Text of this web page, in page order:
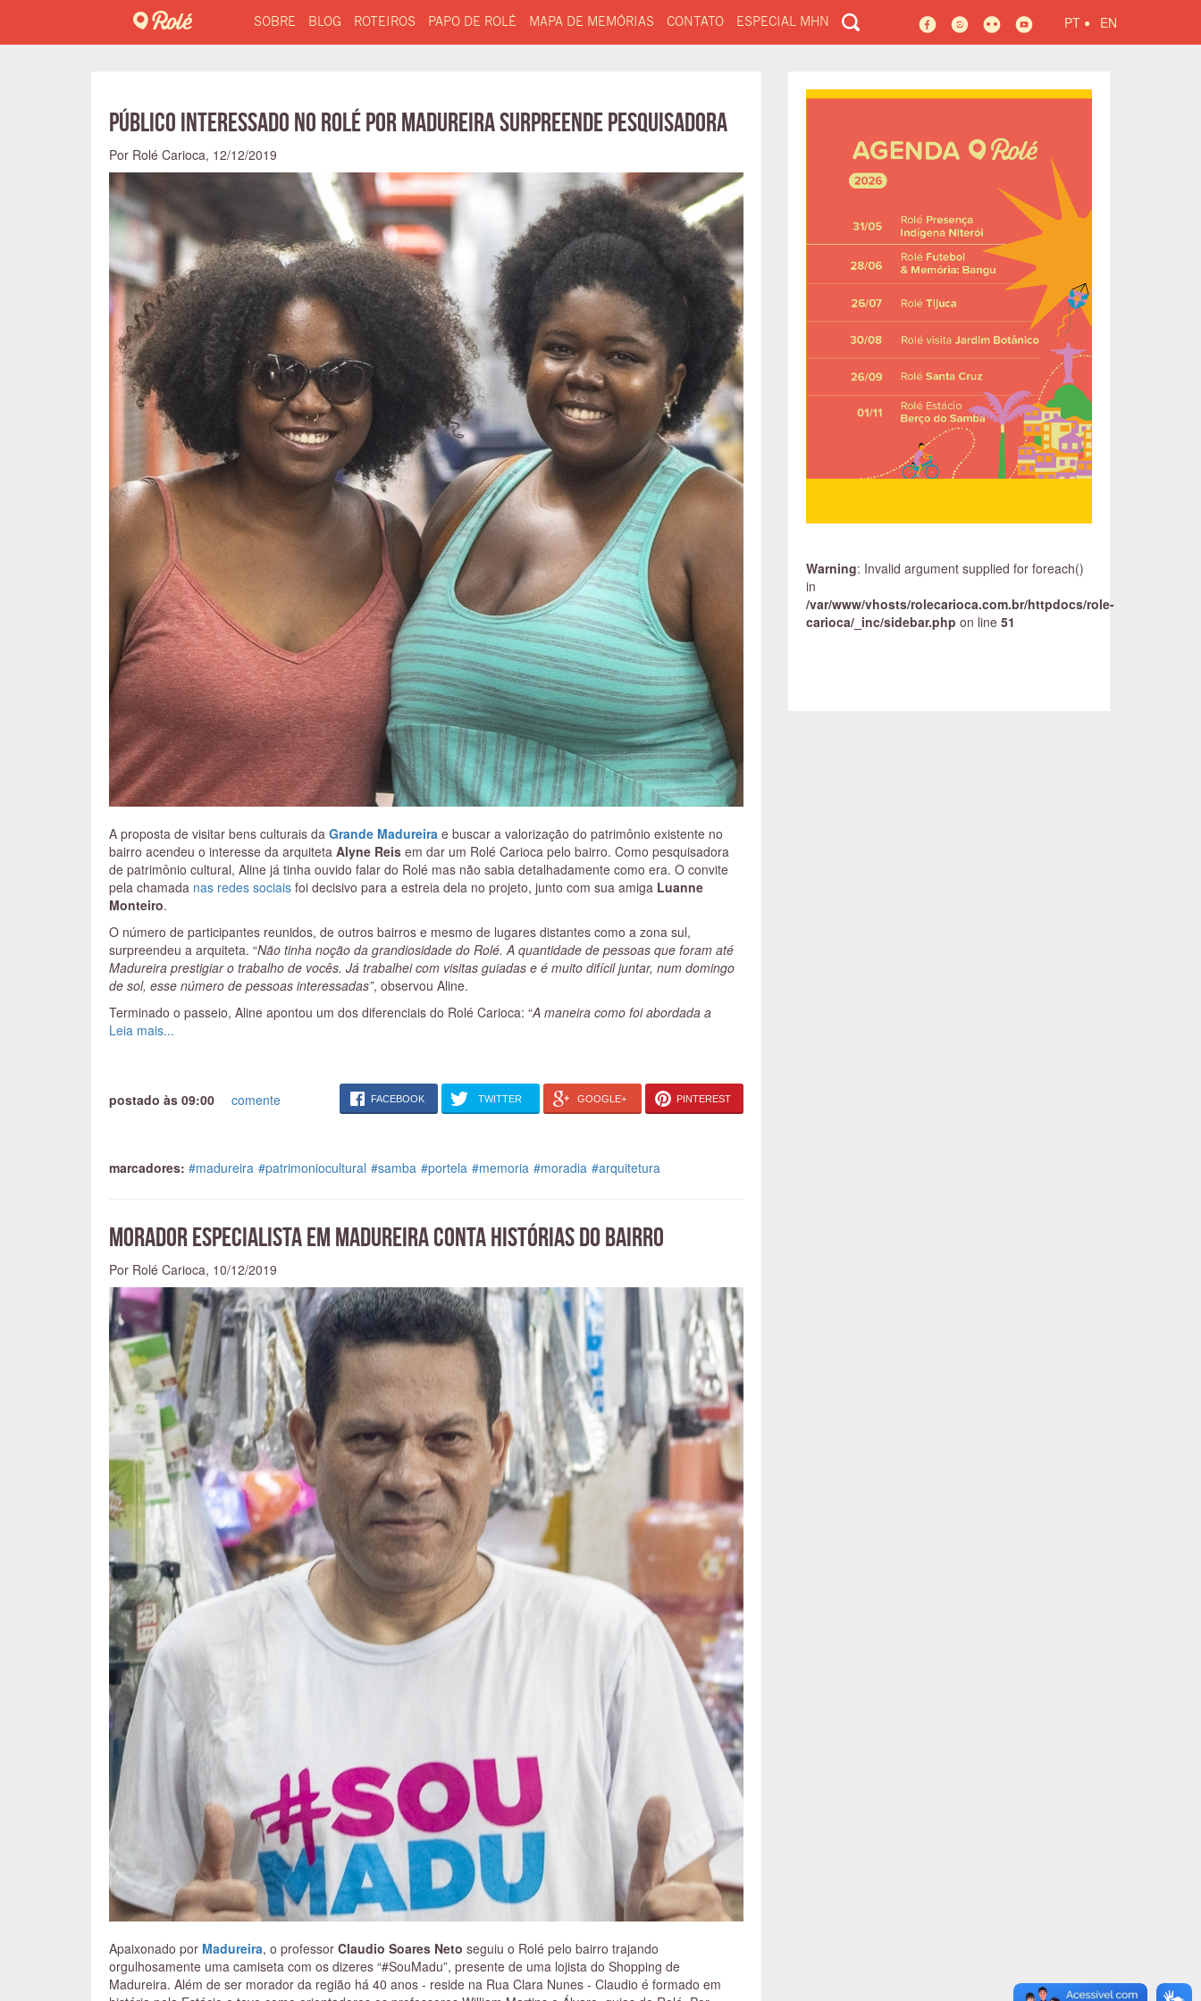
SOBRE BLOG ROTEIROS PAPO DE ROLÉ MAPA DE MEMÓRIAS CONTATO ESPECIAL MHN PT • EN
Público interessado no Rolé por Madureira surpreende pesquisadora
Por Rolé Carioca, 12/12/2019
A proposta de visitar bens culturais da Grande Madureira e buscar a valorização do patrimônio existente no
bairro acendeu o interesse da arquiteta Alyne Reis em dar um Rolé Carioca pelo bairro. Como pesquisadora
de patrimônio cultural, Aline já tinha ouvido falar do Rolé mas não sabia detalhadamente como era. O convite
pela chamada nas redes sociais foi decisivo para a estreia dela no projeto, junto com sua amiga Luanne
Monteiro.
O número de participantes reunidos, de outros bairros e mesmo de lugares distantes como a zona sul,
surpreendeu a arquiteta. “Não tinha noção da grandiosidade do Rolé. A quantidade de pessoas que foram até
Madureira prestigiar o trabalho de vocês. Já trabalhei com visitas guiadas e é muito difícil juntar, num domingo
de sol, esse número de pessoas interessadas”, observou Aline.
Terminado o passeio, Aline apontou um dos diferenciais do Rolé Carioca: “A maneira como foi abordada a
questão do roteiro. Por exemplo, ao sair da quadra da Portela, seguir pela Rua Carolina Machado em vez de
Leia mais...
FACEBOOK TWITTER GOOGLE+ PINTEREST
postado às 09:00 comente
marcadores: #madureira #patrimoniocultural #samba #portela #memoria #moradia #arquitetura
Morador especialista em Madureira conta histórias do bairro
Por Rolé Carioca, 10/12/2019
Apaixonado por Madureira, o professor Claudio Soares Neto seguiu o Rolé pelo bairro trajando
orgulhosamente uma camiseta com os dizeres “#SouMadu”, presente de uma lojista do Shopping de
Madureira. Além de ser morador da região há 40 anos - reside na Rua Clara Nunes - Claudio é formado em
Warning: Invalid argument supplied for foreach()
in
/var/www/vhosts/rolecarioca.com.br/httpdocs/role-
carioca/_inc/sidebar.php on line 51